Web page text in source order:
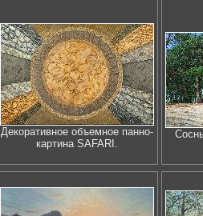
Декоративное объемное панно-
картина SAFARI.